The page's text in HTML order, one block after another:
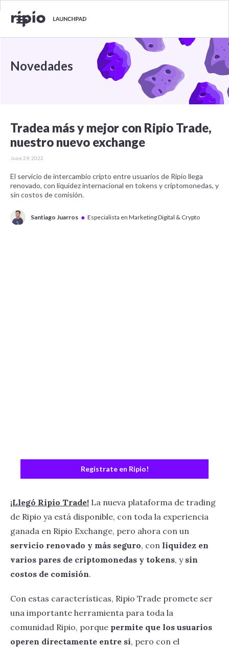
Novedades
Tradea más y mejor con Ripio Trade,
nuestro nuevo exchange
June 29, 2022
El servicio de intercambio cripto entre usuarios de Ripio llega
renovado, con liquidez internacional en tokens y criptomonedas, y
sin costos de comisión.
Santiago Juarros ● Especialista en Marketing Digital & Crypto
Registrate en Ripio!
¡Llegó Ripio Trade! La nueva plataforma de trading
de Ripio ya está disponible, con toda la experiencia
ganada en Ripio Exchange, pero ahora con un
servicio renovado y más seguro, con liquidez en
varios pares de criptomonedas y tokens, y sin
costos de comisión.
Con estas características, Ripio Trade promete ser
una importante herramienta para toda la
comunidad Ripio, porque permite que los usuarios
operen directamente entre sí, pero con el